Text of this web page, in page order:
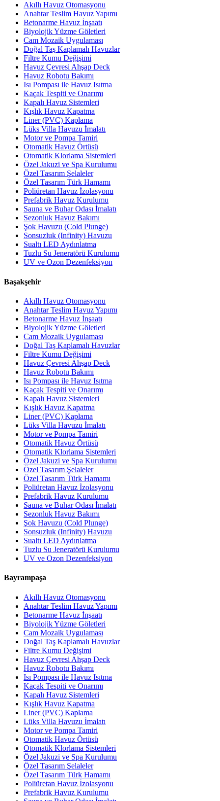
Akıllı Havuz Otomasyonu
Anahtar Teslim Havuz Yapımı
Betonarme Havuz İnşaatı
Biyolojik Yüzme Göletleri
Cam Mozaik Uygulaması
Doğal Taş Kaplamalı Havuzlar
Filtre Kumu Değişimi
Havuz Çevresi Ahşap Deck
Havuz Robotu Bakımı
Isı Pompası ile Havuz Isıtma
Kaçak Tespiti ve Onarımı
Kapalı Havuz Sistemleri
Kışlık Havuz Kapatma
Liner (PVC) Kaplama
Lüks Villa Havuzu İmalatı
Motor ve Pompa Tamiri
Otomatik Havuz Örtüsü
Otomatik Klorlama Sistemleri
Özel Jakuzi ve Spa Kurulumu
Özel Tasarım Şelaleler
Özel Tasarım Türk Hamamı
Poliüretan Havuz İzolasyonu
Prefabrik Havuz Kurulumu
Sauna ve Buhar Odası İmalatı
Sezonluk Havuz Bakımı
Şok Havuzu (Cold Plunge)
Sonsuzluk (Infinity) Havuzu
Sualtı LED Aydınlatma
Tuzlu Su Jeneratörü Kurulumu
UV ve Ozon Dezenfeksiyon
Başakşehir
Akıllı Havuz Otomasyonu
Anahtar Teslim Havuz Yapımı
Betonarme Havuz İnşaatı
Biyolojik Yüzme Göletleri
Cam Mozaik Uygulaması
Doğal Taş Kaplamalı Havuzlar
Filtre Kumu Değişimi
Havuz Çevresi Ahşap Deck
Havuz Robotu Bakımı
Isı Pompası ile Havuz Isıtma
Kaçak Tespiti ve Onarımı
Kapalı Havuz Sistemleri
Kışlık Havuz Kapatma
Liner (PVC) Kaplama
Lüks Villa Havuzu İmalatı
Motor ve Pompa Tamiri
Otomatik Havuz Örtüsü
Otomatik Klorlama Sistemleri
Özel Jakuzi ve Spa Kurulumu
Özel Tasarım Şelaleler
Özel Tasarım Türk Hamamı
Poliüretan Havuz İzolasyonu
Prefabrik Havuz Kurulumu
Sauna ve Buhar Odası İmalatı
Sezonluk Havuz Bakımı
Şok Havuzu (Cold Plunge)
Sonsuzluk (Infinity) Havuzu
Sualtı LED Aydınlatma
Tuzlu Su Jeneratörü Kurulumu
UV ve Ozon Dezenfeksiyon
Bayrampaşa
Akıllı Havuz Otomasyonu
Anahtar Teslim Havuz Yapımı
Betonarme Havuz İnşaatı
Biyolojik Yüzme Göletleri
Cam Mozaik Uygulaması
Doğal Taş Kaplamalı Havuzlar
Filtre Kumu Değişimi
Havuz Çevresi Ahşap Deck
Havuz Robotu Bakımı
Isı Pompası ile Havuz Isıtma
Kaçak Tespiti ve Onarımı
Kapalı Havuz Sistemleri
Kışlık Havuz Kapatma
Liner (PVC) Kaplama
Lüks Villa Havuzu İmalatı
Motor ve Pompa Tamiri
Otomatik Havuz Örtüsü
Otomatik Klorlama Sistemleri
Özel Jakuzi ve Spa Kurulumu
Özel Tasarım Şelaleler
Özel Tasarım Türk Hamamı
Poliüretan Havuz İzolasyonu
Prefabrik Havuz Kurulumu